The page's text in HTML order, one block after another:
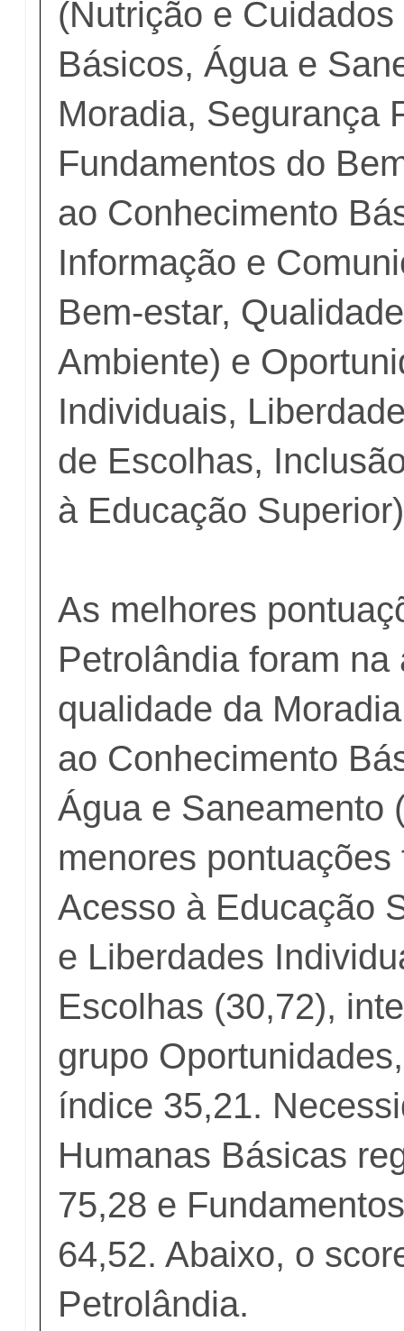
(Nutrição e
Básicos, Água e
Moradia, Segurança
Fundamentos do
ao Conhecimento
Informação e
Bem-estar,
Ambiente) e
Individuais,
de Escolhas,
à Educação
As melhores
Petrolândia foram na
qualidade da
ao Conhecimento
Água e Saneamento
menores pontuações
Acesso à Educação
e Liberdades
Escolhas (30,72),
grupo
índice 35,21.
Humanas Básicas
75,28 e
64,52. Abaixo, o
Petrolândia.